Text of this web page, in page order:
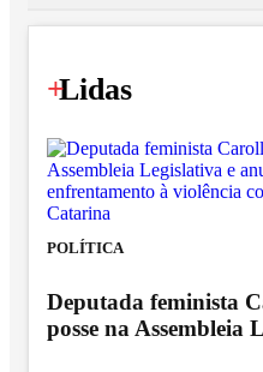
+
Lidas
POLÍTICA
Deputada feminista
posse na Assembleia